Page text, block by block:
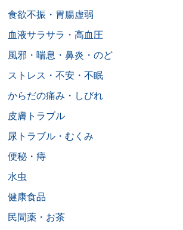
食欲不振・胃腸虚弱
血液サラサラ・高血圧
風邪・喘息・鼻炎・のど
ストレス・不安・不眠
からだの痛み・しびれ
皮膚トラブル
尿トラブル・むくみ
便秘・痔
水虫
健康食品
民間薬・お茶